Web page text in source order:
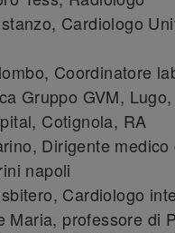
Cardiologo
Coordinatore
Gruppo GVM,
Cotignola, RA
Dirigente
napoli
Cardiologo
Maria, professore di